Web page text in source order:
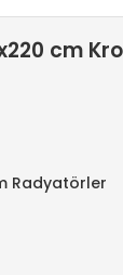
cm
Radyatörler